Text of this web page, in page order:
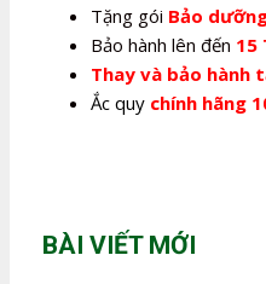
Tặng gói Bảo
Bảo hành lên đến 15
Thay và bảo hành
Ắc quy chính hãng
BÀI VIẾT MỚI